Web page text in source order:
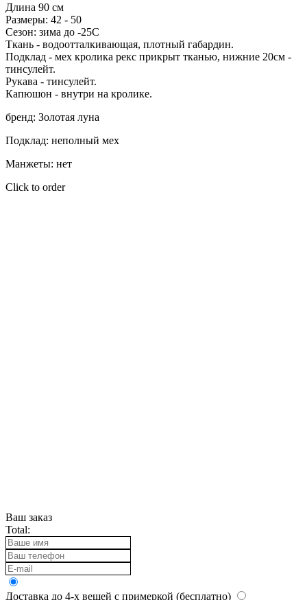
Длина 90 см
Размеры: 42 - 50
Сезон: зима до -25С
Ткань - водоотталкивающая, плотный габардин.
Подклад - мех кролика рекс прикрыт тканью, нижние 20см -
тинсулейт.
Рукава - тинсулейт.
Капюшон - внутри на кролике.
бренд: Золотая луна
Подклад: неполный мех
Манжеты: нет
Click to order
Ваш заказ
Total:
Доставка до 4-х вещей с примеркой (бесплатно)